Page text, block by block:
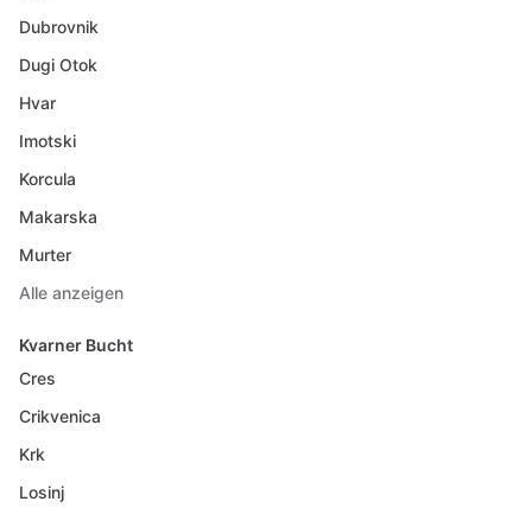
Dubrovnik
Dugi Otok
Hvar
Imotski
Korcula
Makarska
Murter
Alle anzeigen
Kvarner Bucht
Cres
Crikvenica
Krk
Losinj